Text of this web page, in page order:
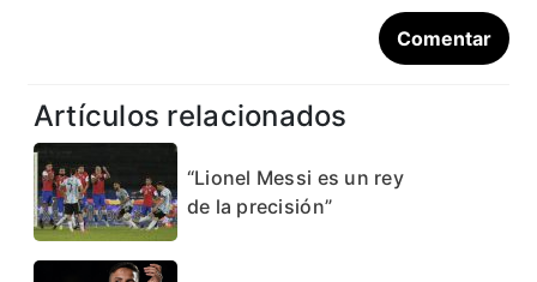
Artículos relacionados
“Lionel Messi es un rey
de la precisión”